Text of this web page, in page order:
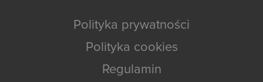
Polityka prywatności
Polityka cookies
Regulamin